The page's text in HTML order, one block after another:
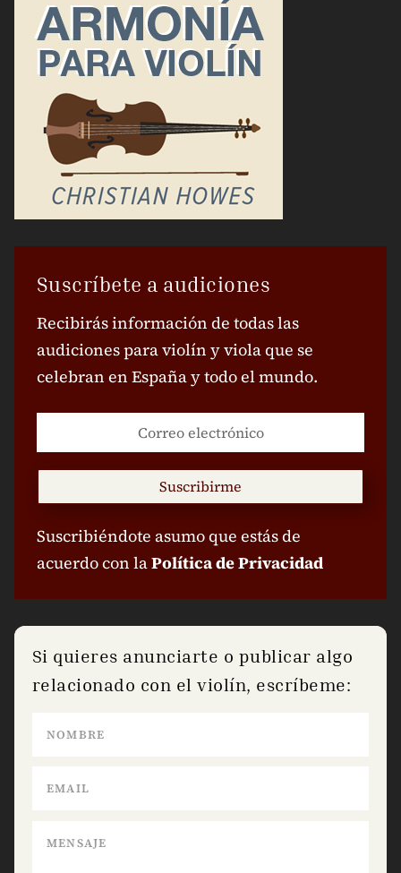
Suscríbete a audiciones
Recibirás información de todas las
audiciones para violín y viola que se
celebran en España y todo el mundo.
Suscribirme
Suscribiéndote asumo que estás de
acuerdo con laPolítica de Privacidad
Si quieres anunciarte o publicar algo
relacionado con el violín, escríbeme: